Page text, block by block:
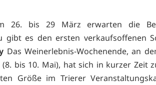
26. bis 29 März erwarten die
gibt es den ersten verkaufsoffenen
Das Weinerlebnis-Wochenende, an
bis 10. Mai), hat sich in kurzer Zeit
Größe im Trierer